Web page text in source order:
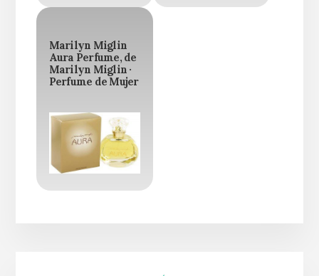
Marilyn Miglin
Aura Perfume, de
Marilyn Miglin ·
Perfume de Mujer